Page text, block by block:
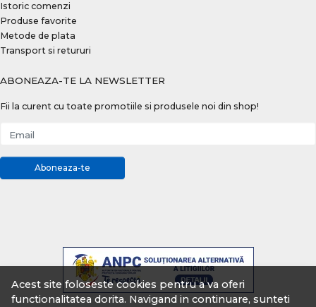
Acest site foloseste cookies pentru a va oferi
functionalitatea dorita. Navigand in continuare, sunteti
Istoric comenzi
Produse favorite
Metode de plata
Transport si retururi
ABONEAZA-TE LA NEWSLETTER
Fii la curent cu toate promotiile si produsele noi din shop!
Email
Aboneaza-te